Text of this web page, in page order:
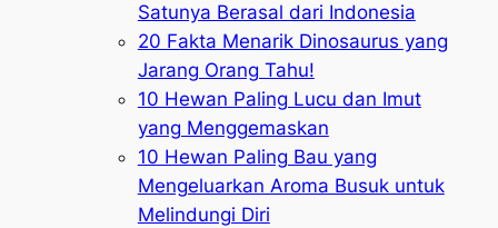
Satunya Berasal dari Indonesia
20 Fakta Menarik Dinosaurus yang
Jarang Orang Tahu!
10 Hewan Paling Lucu dan Imut
yang Menggemaskan
10 Hewan Paling Bau yang
Mengeluarkan Aroma Busuk untuk
Melindungi Diri